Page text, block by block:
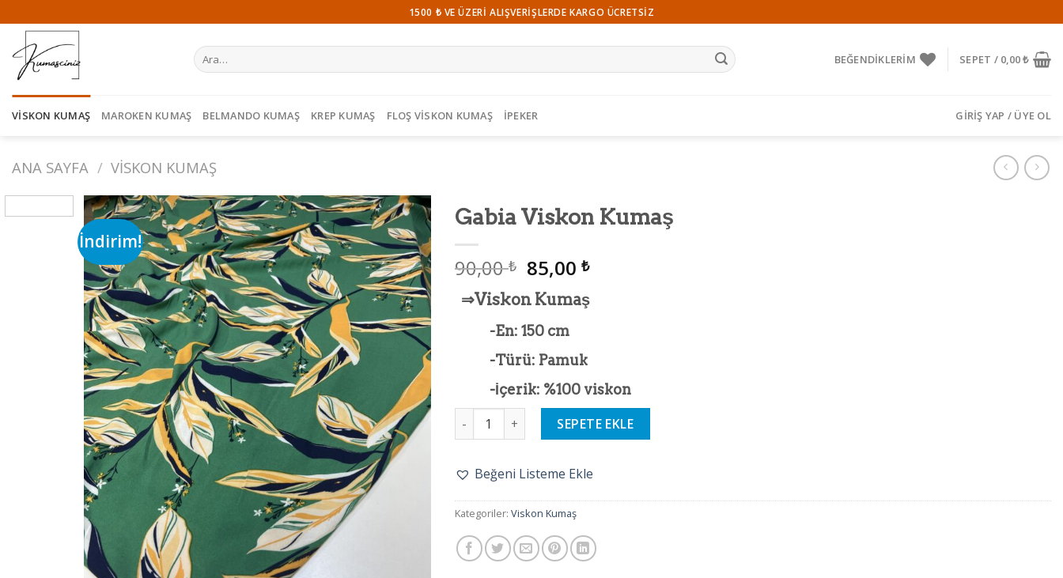
to
content
1500 ₺ VE ÜZERI ALIŞVERIŞLERDE KARGO ÜCRETSIZ
Ara: BEĞENDIKLERIM SEPET / 0,00₺
VISKON KUMAŞ MAROKEN KUMAŞ BELMANDO KUMAŞ KREP KUMAŞ FLOŞ VISKON KUMAŞ İPEKER GIRIŞ YAP / ÜYE OL
ANA SAYFA / VISKON KUMAŞ
İndirim!
Beğeni
Listeme
Ekle
Gabia Viskon Kumaş
90,00₺ 85,00₺
⇒Viskon Kumaş
-En: 150 cm
-Türü: Pamuk
-İçerik: %100 viskon
Gabia Viskon Kumaş adet
SEPETE EKLE
Beğeni Listeme Ekle
Kategoriler: Viskon Kumaş